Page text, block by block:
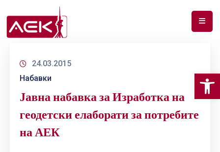
НАС
ДОКУМЕНТИ
СПЕКТАР
24.03.2015
Набавки
Јавна набавка за Изработка на
геодетски елаборати за потребите
на АЕК